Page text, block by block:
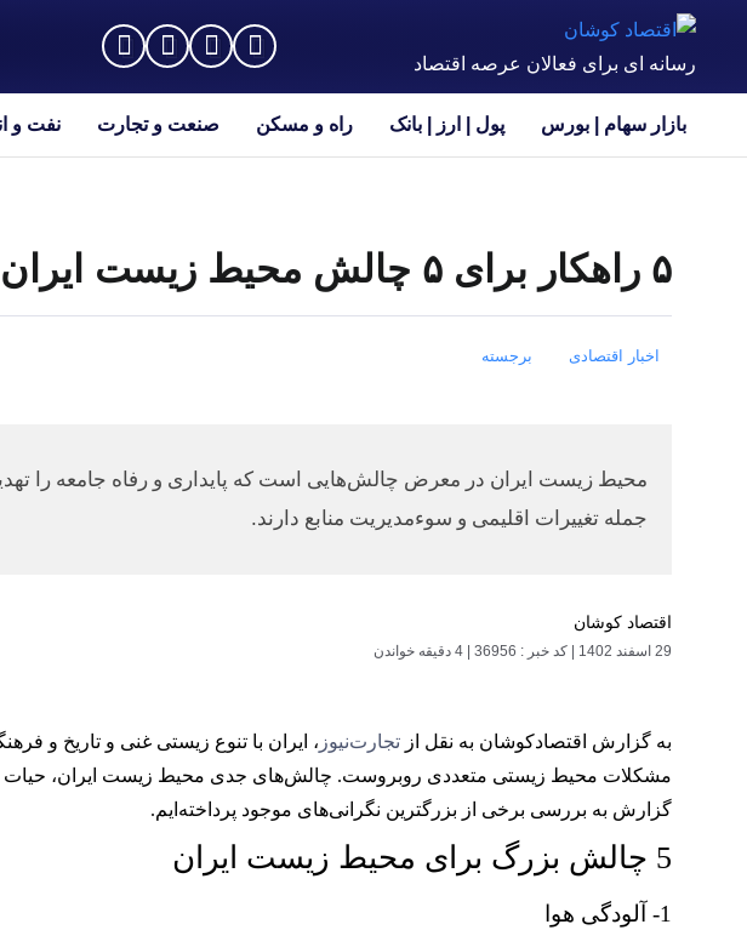
رسانه ای برای فعالان عرصه اقتصاد
بازار سهام | بورس پول | ارز | بانک راه و مسکن صنعت و تجارت نفت و
۵ راهکار برای ۵ چالش محیط زیست ایران + جدول
اخبار اقتصادی برجسته
محیط زیست ایران در معرض چالش‌هایی است که پایداری و رفاه جامعه را
جمله تغییرات اقلیمی و سوءمدیریت منابع دارند.
اقتصاد کوشان
29 اسفند 1402 | کد خبر : 36956 | 4 دقیقه خواندن
به گزارش اقتصادکوشان به نقل از تجارت‌نیوز ، ایران با تنوع زیستی غنی و تاریخ و
مشکلات محیط زیستی متعددی روبروست. چالش‌های جدی محیط زیست ایران، حیات و
گزارش به بررسی برخی از بزرگترین نگرانی‌های موجود پرداخته‌ایم.
5 چالش بزرگ برای محیط زیست ایران
1- آلودگی هوا